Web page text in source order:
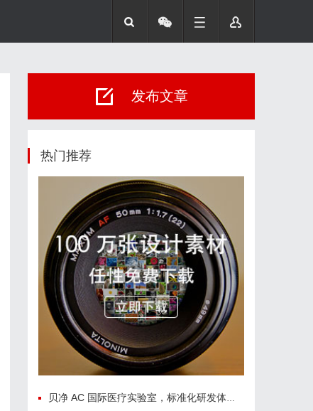
发布文章
热门推荐
贝净 AC 国际医疗实验室，标准化研发体系全解析